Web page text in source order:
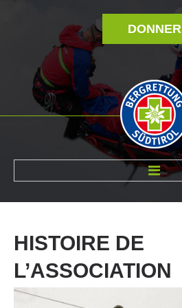
DONNER
HISTOIRE DE
L’ASSOCIATION